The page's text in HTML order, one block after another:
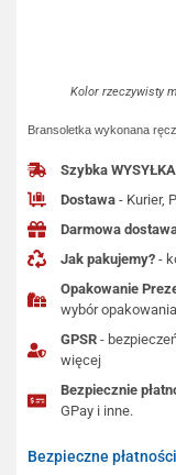
Kolor rzeczywisty
Bransoletka wykonana
Szybka WYSYŁKA
Dostawa - Kurier,
Darmowa
Jak pakujemy? -
Opakowanie
wybór
GPSR -
więcej
Bezpiecznie
GPay i inne.
Bezpieczne